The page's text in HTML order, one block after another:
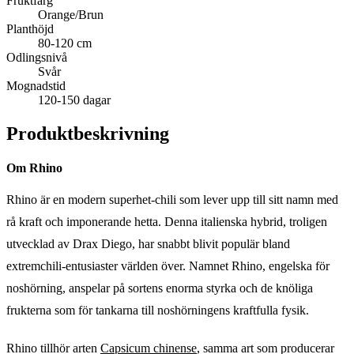
Orange/Brun
Planthöjd
80-120 cm
Odlingsnivå
Svår
Mognadstid
120-150 dagar
Produktbeskrivning
Om Rhino
Rhino är en modern superhet-chili som lever upp till sitt namn med
rå kraft och imponerande hetta. Denna italienska hybrid, troligen
utvecklad av Drax Diego, har snabbt blivit populär bland
extremchili-entusiaster världen över. Namnet Rhino, engelska för
noshörning, anspelar på sortens enorma styrka och de knöliga
frukterna som för tankarna till noshörningens kraftfulla fysik.
Rhino tillhör arten Capsicum chinense, samma art som producerar